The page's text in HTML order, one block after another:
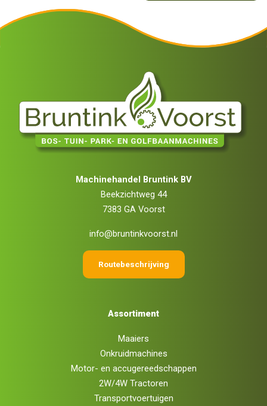
Machinehandel Bruntink BV
Beekzichtweg 44
7383 GA Voorst
info@bruntinkvoorst.nl
Routebeschrijving
Assortiment
Maaiers
Onkruidmachines
Motor- en accugereedschappen
2W/4W Tractoren
Transportvoertuigen